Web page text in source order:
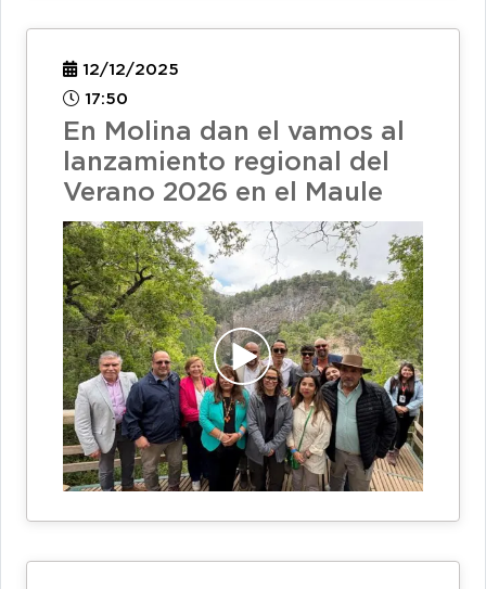
12/12/2025
17:50
En Molina dan el vamos al
lanzamiento regional del
Verano 2026 en el Maule